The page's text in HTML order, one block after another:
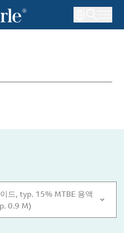
드, typ. 15% MTBE 용액
0.9 M)